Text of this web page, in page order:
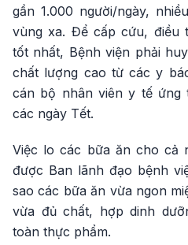
gần 1.000 người/ngày,
vùng xa. Để cấp cứu, điều
tốt nhất, Bệnh viện phải
chất lượng cao từ các y
cán bộ nhân viên y tế ứng
các ngày Tết.
Việc lo các bữa ăn cho cả
được Ban lãnh đạo bệnh
sao các bữa ăn vừa ngon
vừa đủ chất, hợp dinh
toàn thực phẩm.